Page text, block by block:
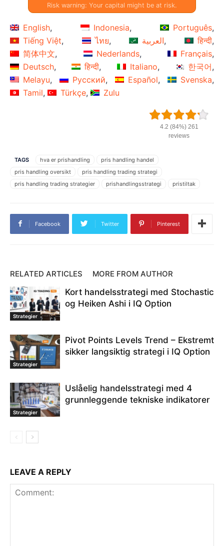
Risk warning: Your capital might be at risk.
English Indonesia
Português
Tiếng Việt
ไทย العربية
हिन्दी
简体中文
Nederlands
Français
Deutsch
हिन्दी Italiano
한국어
Melayu
Русский Español
Svenska
Tamil
Türkçe Zulu
4.2 (84%) 261
reviews
TAGS hva er prishandling
pris handling handel
pris handling oversikt
pris handling trading strategi
pris handling trading strategier
prishandlingsstrategi pristiltak
Facebook Twitter Pinterest
RELATED ARTICLES MORE FROM AUTHOR
Strategier
Kort handelsstrategi med Stochastic
og Heiken Ashi i IQ Option
Strategier
Pivot Points Levels Trend – Ekstremt
sikker langsiktig strategi i IQ Option
Strategier
Uslåelig handelsstrategi med 4
grunnleggende tekniske indikatorer
LEAVE A REPLY